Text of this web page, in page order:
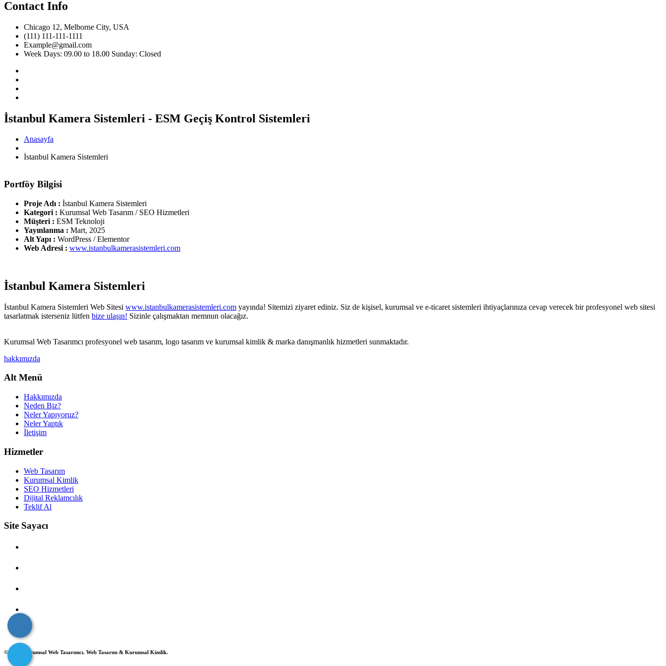
Contact Info
Chicago 12, Melborne City, USA
(111) 111-111-1111
Example@gmail.com
Week Days: 09.00 to 18.00 Sunday: Closed
İstanbul Kamera Sistemleri - ESM Geçiş Kontrol Sistemleri
Anasayfa
İstanbul Kamera Sistemleri
Portföy Bilgisi
Proje Adı : İstanbul Kamera Sistemleri
Kategori : Kurumsal Web Tasarım / SEO Hizmetleri
Müşteri : ESM Teknoloji
Yayınlanma : Mart, 2025
Alt Yapı : WordPress / Elementor
Web Adresi : www.istanbulkamerasistemleri.com
İstanbul Kamera Sistemleri
İstanbul Kamera Sistemleri Web Sitesi www.istanbulkamerasistemleri.com yayında! Sitemizi ziyaret ediniz. Siz de kişisel, kurumsal ve e-ticaret sistemleri ihtiyaçlarınıza cevap verecek bir profesyonel web sitesi
tasarlatmak isterseniz lütfen bize ulaşın! Sizinle çalışmaktan memnun olacağız.
Kurumsal Web Tasarımcı profesyonel web tasarım, logo tasarım ve kurumsal kimlik & marka danışmanlık hizmetleri sunmaktadır.
hakkımızda
Alt Menü
Hakkımızda
Neden Biz?
Neler Yapıyoruz?
Neler Yaptık
İletişim
Hizmetler
Web Tasarım
Kurumsal Kimlik
SEO Hizmetleri
Dijital Reklamcılık
Teklif Al
Site Sayacı
Toplam Ziyaret: 2769
© 2025 Kurumsal Web Tasarımcı. Web Tasarım & Kurumsal Kimlik.